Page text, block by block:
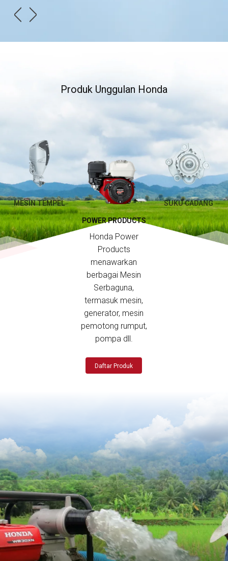
Produk Unggulan Honda
MESIN TEMPEL
POWER PRODUCTS
Honda Power
Products
menawarkan
berbagai Mesin
Serbaguna,
termasuk mesin,
generator, mesin
pemotong rumput,
pompa dll.
Daftar Produk
SUKU CADANG